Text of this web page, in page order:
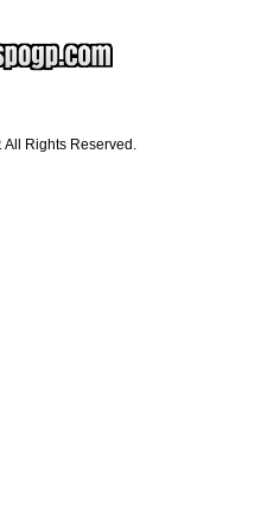
All Rights Reserved.